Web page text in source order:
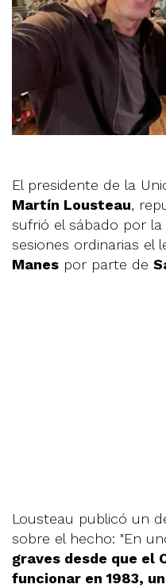
El presidente de la
Martín Lousteau,
sufrió el sábado por
sesiones ordinarias el
Manes por parte de
Lousteau publicó un
sobre el hecho: "En
graves desde que el
funcionar en 1983,